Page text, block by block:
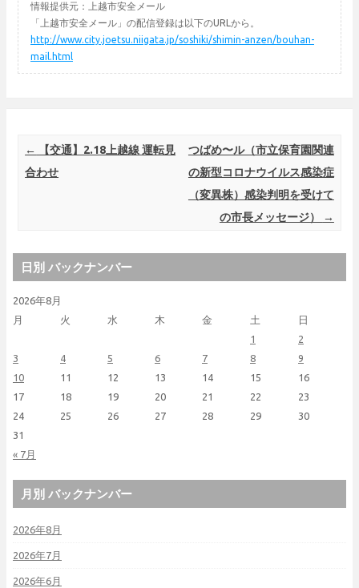
情報提供元：上越市安全メール
「上越市安全メール」の配信登録は以下のURLから。
http://www.city.joetsu.niigata.jp/soshiki/shimin-anzen/bouhan-
mail.html
Post navigation
←
【交通】2.18上越線 運転見
合わせ
つばめ〜ル（市立保育園関連
の新型コロナウイルス感染症
（変異株）感染判明を受けて
の市長メッセージ）
→
日別 バックナンバー
2026年8月
月
火 水 木 金 土 日
« 7月
1
2
3
4 5 6 7 8
9
10
11 12 13 14 15
16
17
18 19 20 21 22
23
24
25 26 27 28 29
30
31
月別 バックナンバー
2026年8月
2026年7月
2026年6月